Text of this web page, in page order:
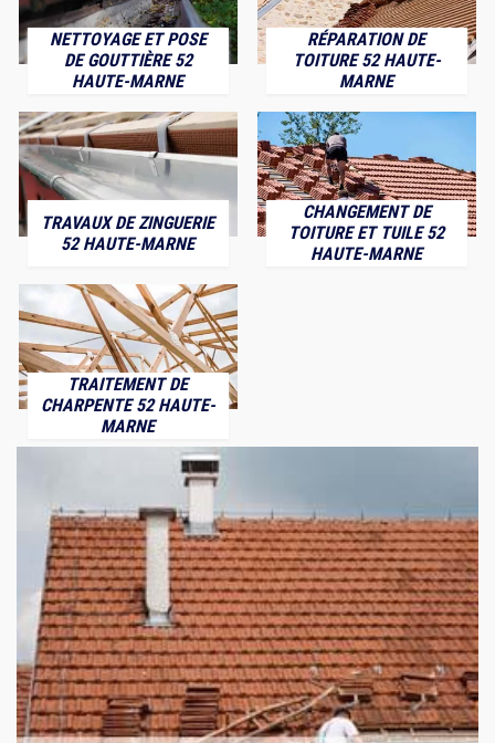
NETTOYAGE ET POSE
DE GOUTTIÈRE 52
HAUTE-MARNE
RÉPARATION DE
TOITURE 52 HAUTE-
MARNE
TRAVAUX DE ZINGUERIE
52 HAUTE-MARNE
CHANGEMENT DE
TOITURE ET TUILE 52
HAUTE-MARNE
TRAITEMENT DE
CHARPENTE 52 HAUTE-
MARNE